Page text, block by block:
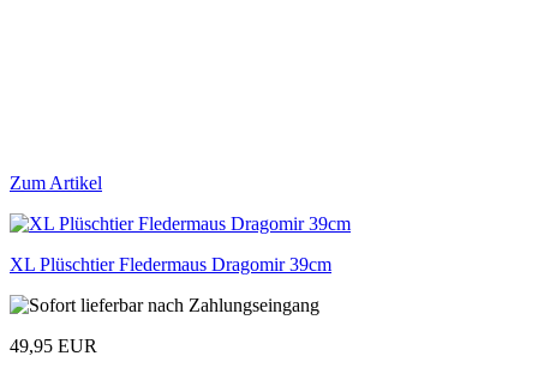
Zum Artikel
XL Plüschtier Fledermaus Dragomir 39cm
49,95 EUR